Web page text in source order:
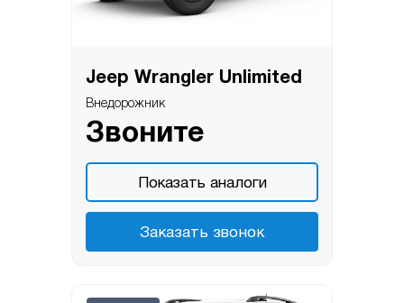
Jeep Wrangler Unlimited
Внедорожник
Звоните
Показать аналоги
Заказать звонок